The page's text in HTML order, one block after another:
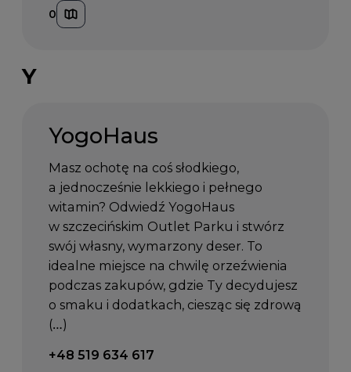
0
Y
YogoHaus
Masz ochotę na coś słodkiego,
a jednocześnie lekkiego i pełnego
witamin? Odwiedź YogoHaus
w szczecińskim Outlet Parku i stwórz
swój własny, wymarzony deser. To
idealne miejsce na chwilę orzeźwienia
podczas zakupów, gdzie Ty decydujesz
o smaku i dodatkach, ciesząc się zdrową
(…)
Telefon kontaktowy:
+48 519 634 617